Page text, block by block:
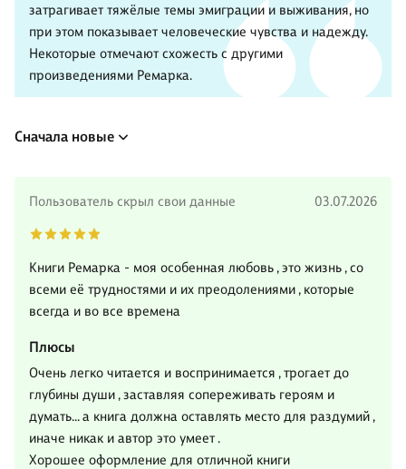
затрагивает тяжёлые темы эмиграции и выживания, но
при этом показывает человеческие чувства и надежду.
Некоторые отмечают схожесть с другими
произведениями Ремарка.
Сначала новые
Пользователь скрыл свои данные 03.07.2026
Книги Ремарка - моя особенная любовь , это жизнь , со
всеми её трудностями и их преодолениями , которые
всегда и во все времена
Плюсы
Очень легко читается и воспринимается , трогает до
глубины души , заставляя сопереживать героям и
думать… а книга должна оставлять место для раздумий ,
иначе никак и автор это умеет .
Хорошее оформление для отличной книги